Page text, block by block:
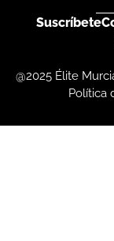
Suscríbete
@2025 Élite
Política